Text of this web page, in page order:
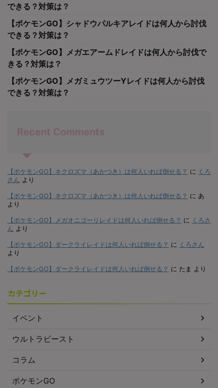
できる？対策は？
【ポケモンGO】シャドウパルキアレイドは何人から討伐
できる？対策は？
【ポケモンGO】メガエアームドレイドは何人から討伐で
きる？対策は？
【ポケモンGO】メガミュウツーYレイドは何人から討伐
できる？対策は？
Recent Comments
【ポケモンGO】ネクロズマ（あかつき）は何人いれば倒せる？ に くろ
さん より
【ポケモンGO】ネクロズマ（あかつき）は何人いれば倒せる？ に あ
より
【ポケモンGO】メガオニゴーリレイドは何人いれば倒せる？ に くろさ
ん より
【ポケモンGO】ダークライレイドは何人いれば倒せる？ に くろさん
より
【ポケモンGO】ダークライレイドは何人いれば倒せる？ に たま より
カテゴリー
イベント
ウルトラビースト
コラム
ポケモンGO